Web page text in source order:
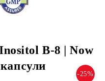
B-8 | Now
-25%